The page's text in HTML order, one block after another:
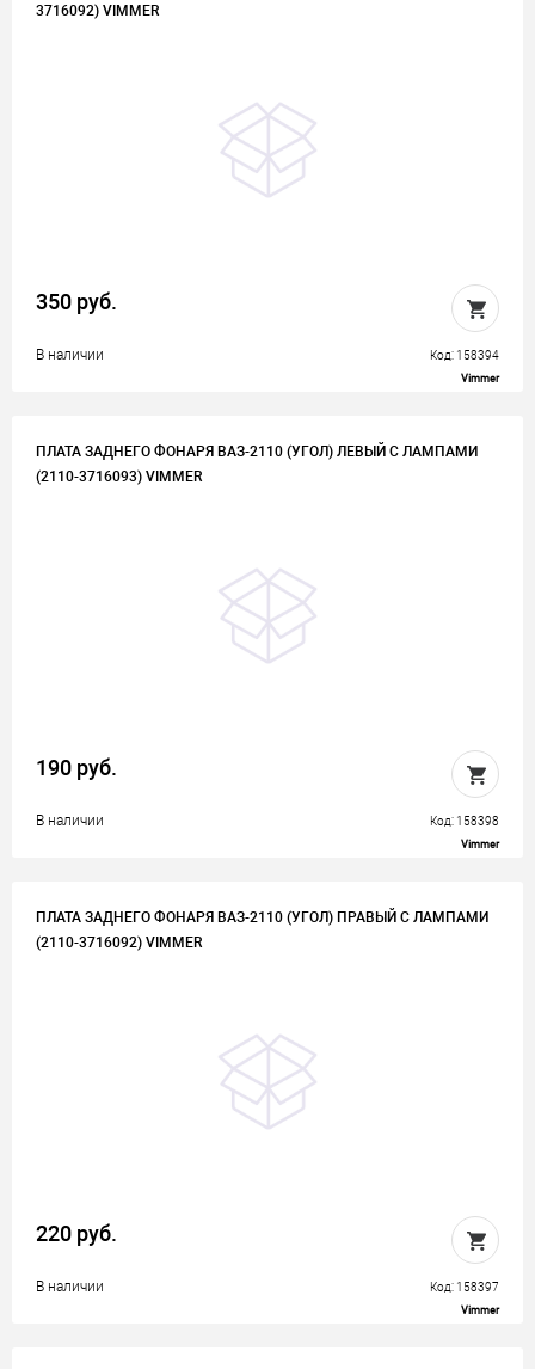
3716092) VIMMER
350 руб.
В наличии Код: 158394
Vimmer
ПЛАТА ЗАДНЕГО ФОНАРЯ ВАЗ-2110 (УГОЛ) ЛЕВЫЙ С ЛАМПАМИ
(2110-3716093) VIMMER
190 руб.
В наличии Код: 158398
Vimmer
ПЛАТА ЗАДНЕГО ФОНАРЯ ВАЗ-2110 (УГОЛ) ПРАВЫЙ С ЛАМПАМИ
(2110-3716092) VIMMER
220 руб.
В наличии Код: 158397
Vimmer